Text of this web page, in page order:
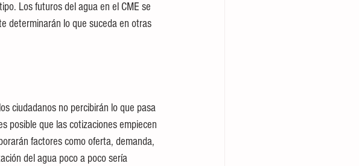
Los futuros del agua en el CME se
determinarán lo que suceda en otras
ciudadanos no percibirán lo que pasa
posible que las cotizaciones empiecen
factores como oferta, demanda,
del agua poco a poco sería